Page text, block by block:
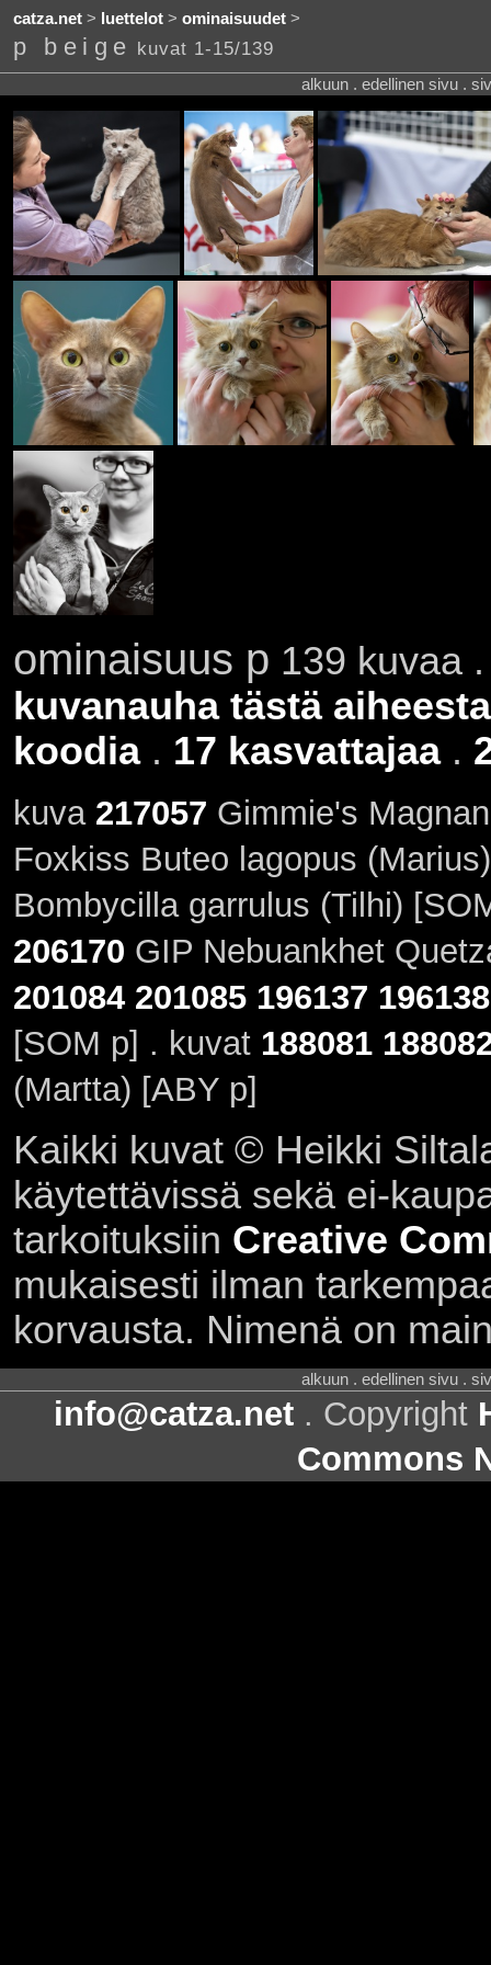
catza.net> luettelot> ominaisuudet>
p beige kuvat 1-15/139
alkuun . edellinen sivu .
ominaisuus p 139 kuvaa
kuvanauha tästä aiheesta
koodia. 17 kasvattajaa.
kuva 217057 Gimmie's
Foxkiss Buteo lagopus
Bombycilla garrulus (Tilhi)
206170 GIP Nebuankhet
201084 201085 196137 196138
[SOM p] . kuvat 188081
(Martta) [ABY p]
Kaikki kuvat © Heikki
käytettävissä sekä ei-
tarkoituksiin Creative
mukaisesti ilman
korvausta. Nimenä on
alkuun . edellinen sivu .
info@catza.net . Copyright
Commons